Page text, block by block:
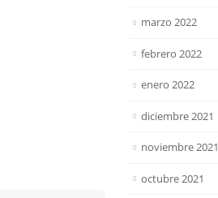
marzo 2022
febrero 2022
enero 2022
diciembre 2021
noviembre 2021
octubre 2021